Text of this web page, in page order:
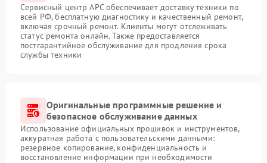
Сервисный центр APC обеспечивает доставку техники по
всей РФ, бесплатную диагностику и качественный ремонт,
включая срочный ремонт. Клиенты могут отслеживать
статус ремонта онлайн. Также предоставляется
постгарантийное обслуживание для продления срока
службы техники
Оригинальные программные решение и
безопасное обслуживание данных
Использование официальных прошивок и инструментов,
аккуратная работа с пользовательскими данными:
резервное копирование, конфиденциальность и
восстановление информации при необходимости